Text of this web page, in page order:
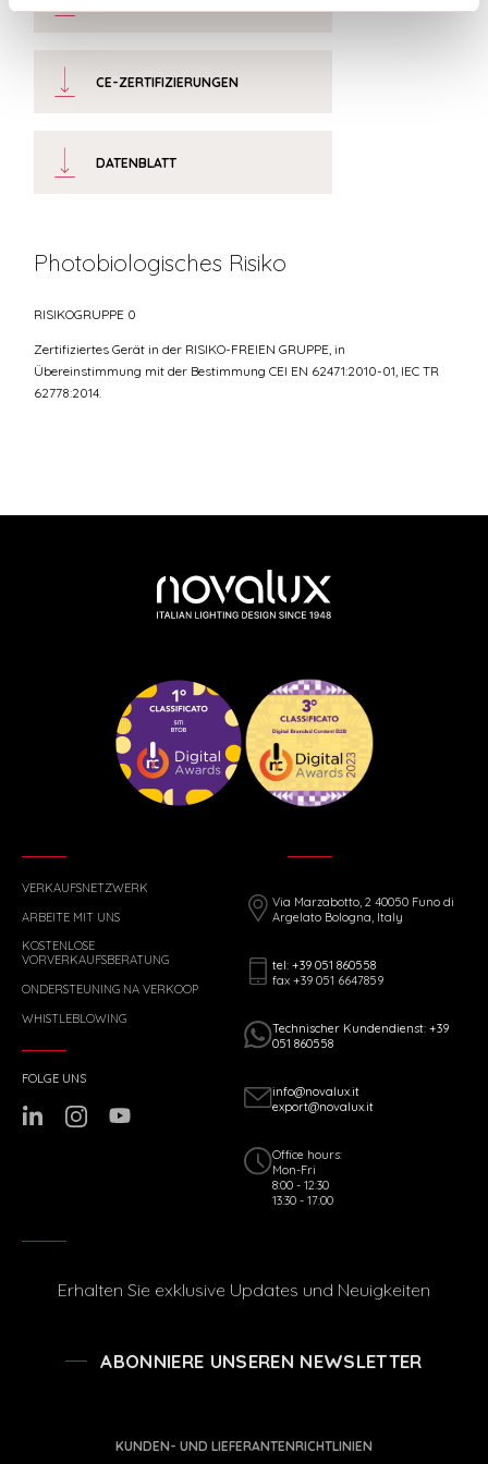
CE-ZERTIFIZIERUNGEN
DATENBLATT
Photobiologisches Risiko
RISIKOGRUPPE 0
Zertifiziertes Gerät in der RISIKO-FREIEN GRUPPE, in
Übereinstimmung mit der Bestimmung CEI EN 62471:2010-01, IEC TR
62778:2014.
VERKAUFSNETZWERK
ARBEITE MIT UNS
KOSTENLOSE
VORVERKAUFSBERATUNG
ONDERSTEUNING NA VERKOOP
WHISTLEBLOWING
Via Marzabotto, 2 40050 Funo di
Argelato Bologna, Italy
tel: +39 051 860558
fax +39 051 6647859
Technischer Kundendienst: +39
051 860558
info@novalux.it
export@novalux.it
Office hours:
Mon-Fri
8:00 - 12:30
13:30 - 17:00
FOLGE UNS
Erhalten Sie exklusive Updates und Neuigkeiten
ABONNIERE UNSEREN NEWSLETTER
KUNDEN- UND LIEFERANTENRICHTLINIEN